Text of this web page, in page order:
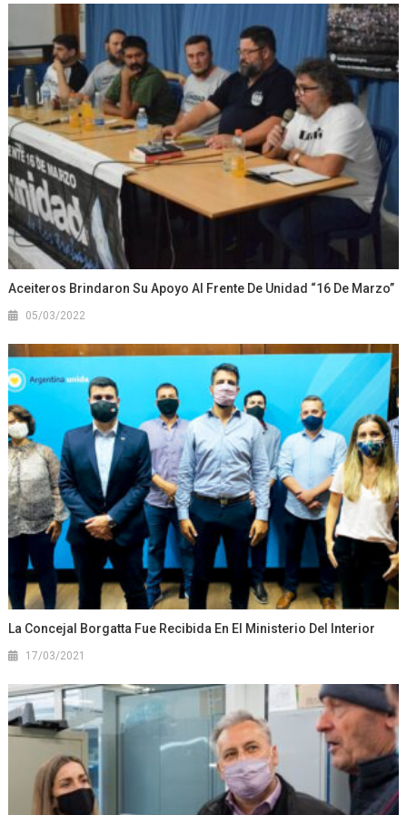
Aceiteros Brindaron Su Apoyo Al Frente De Unidad “16 De Marzo”
05/03/2022
La Concejal Borgatta Fue Recibida En El Ministerio Del Interior
17/03/2021